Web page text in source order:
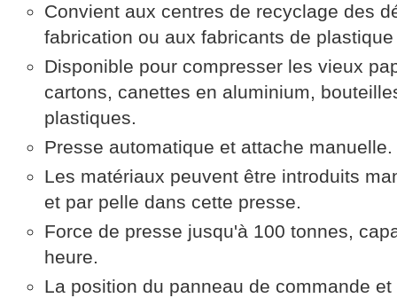
Convient aux centres de recyclage des
fabrication ou aux fabricants de plastique
Disponible pour compresser les vieux
cartons, canettes en aluminium,
plastiques.
Presse automatique et attache manuelle.
Les matériaux peuvent être introduits
et par pelle dans cette presse.
Force de presse jusqu'à 100 tonnes,
heure.
La position du panneau de commande